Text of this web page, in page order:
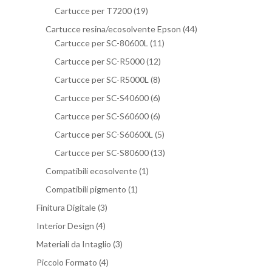
Cartucce per T7200(19)
Cartucce resina/ecosolvente Epson (44)
Cartucce per SC-80600L (11)
Cartucce per SC-R5000(12)
Cartucce per SC-R5000L (8)
Cartucce per SC-S40600(6)
Cartucce per SC-S60600(6)
Cartucce per SC-S60600L (5)
Cartucce per SC-S80600(13)
Compatibili ecosolvente(1)
Compatibili pigmento (1)
Finitura Digitale(3)
Interior Design (4)
Materiali da Intaglio (3)
Piccolo Formato (4)